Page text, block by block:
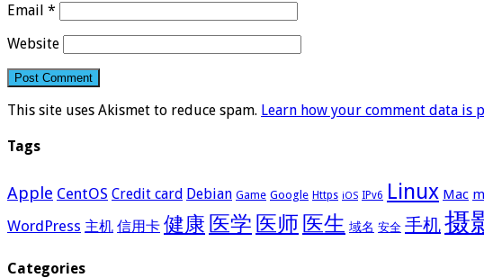
Email *
Website
This site uses Akismet to reduce spam. Learn how your comment data is
Tags
Apple CentOS Credit card Debian Game Google Https iOS IPv6 Linux Mac
WordPress 主机 信用卡 健康 医学 医师 医生 域名 安全 手机摄
Categories